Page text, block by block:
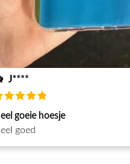
J****
5
goeie hoesje
goed